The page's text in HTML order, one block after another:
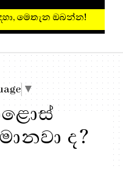
ධර්ම දානය සඳහා,
▼
ද?